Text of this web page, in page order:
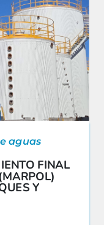
aguas
FINAL
Y